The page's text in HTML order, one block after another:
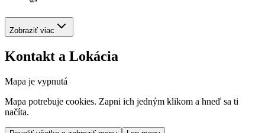
Zobraziť viac
Kontakt a Lokácia
Mapa je vypnutá
Mapa potrebuje cookies. Zapni ich jedným klikom a hneď sa ti
načíta.